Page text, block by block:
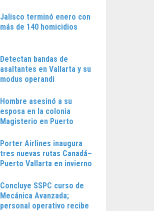
Jalisco terminó enero con
más de 140 homicidios
Detectan bandas de
asaltantes en Vallarta y su
modus operandi
Hombre asesinó a su
esposa en la colonia
Magisterio en Puerto
Porter Airlines inaugura
tres nuevas rutas Canadá–
Puerto Vallarta en invierno
Concluye SSPC curso de
Mecánica Avanzada;
personal operativo recibe